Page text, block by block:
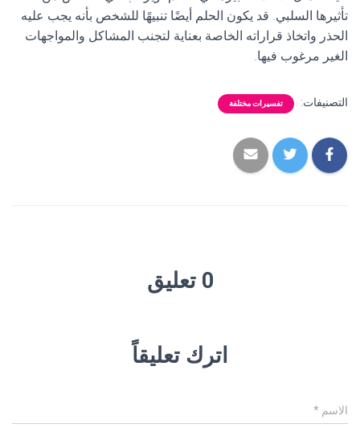
تأثيرها السلبي. قد يكون الحلم أيضًا تنبيهًا للشخص بأنه يجب عليه
الحذر واتخاذ قراراته الخاصة بعناية لتجنب المشاكل والمواجهات
الغير مرغوب فيها.
التصنيفات: تفسيرات مختلفة
0 تعليق
اترك تعليقاً
الاسم *